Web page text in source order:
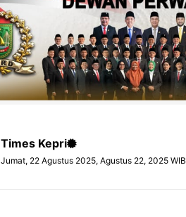
Times Kepri
Jumat, 22 Agustus 2025, Agustus 22, 2025 WIB